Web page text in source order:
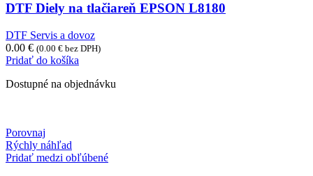
DTF Diely na tlačiareň EPSON L8180
DTF Servis a dovoz
0.00 € (0.00 € bez DPH)
Pridať do košíka
Dostupné na objednávku
Porovnaj
Rýchly náhľad
Pridať medzi obľúbené